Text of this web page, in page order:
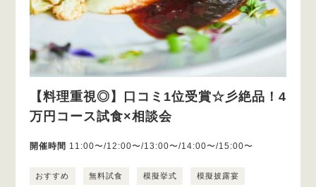
【料理重視◎】口コミ1位受賞☆彡絶品！4
万円コース試食×相談会
開催時間 11:00〜/12:00〜/13:00〜/14:00〜/15:00〜
おすすめ 無料試食 模擬挙式 模擬披露宴